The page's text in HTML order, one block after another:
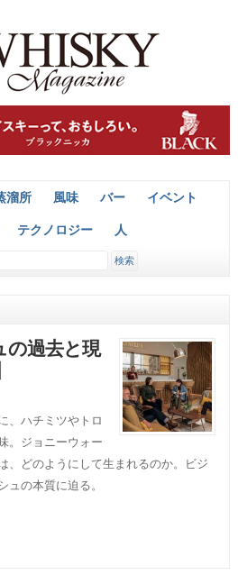
溜所 風味 バー イベント
テクノロジー 人
の過去と現
、ハチミツやトロ
。ジョニーウォー
、どのようにして生まれるのか。ビジ
ュの本質に迫る。